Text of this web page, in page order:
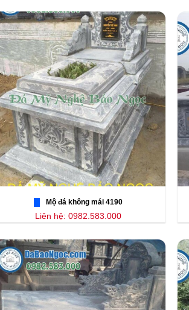
Mộ đá không mái 4190
Liên hệ: 0982.583.000